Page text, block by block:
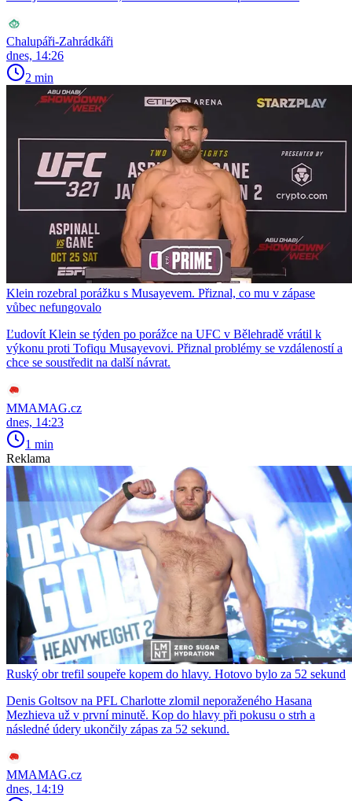
Chalupáři-Zahrádkáři
dnes, 14:26
2 min
Klein rozebral porážku s Musayevem. Přiznal, co mu v zápase
vůbec nefungovalo
Ľudovít Klein se týden po porážce na UFC v Bělehradě vrátil k
výkonu proti Tofiqu Musayevovi. Přiznal problémy se vzdáleností a
chce se soustředit na další návrat.
MMAMAG.cz
dnes, 14:23
1 min
Reklama
Ruský obr trefil soupeře kopem do hlavy. Hotovo bylo za 52 sekund
Denis Goltsov na PFL Charlotte zlomil neporaženého Hasana
Mezhieva už v první minutě. Kop do hlavy při pokusu o strh a
následné údery ukončily zápas za 52 sekund.
MMAMAG.cz
dnes, 14:19